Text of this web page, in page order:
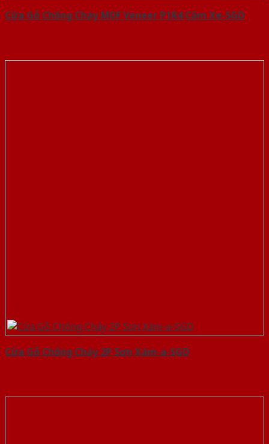
Cửa Gỗ Chống Cháy MDF Veneer P1R4 Căm Xe-SGD
Cửa Gỗ Chống Cháy 2P Sơn Xám-a-SGD